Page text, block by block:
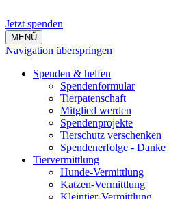
Jetzt spenden
MENÜ
Navigation überspringen
Spenden & helfen
Spendenformular
Tierpatenschaft
Mitglied werden
Spendenprojekte
Tierschutz verschenken
Spendenerfolge - Danke
Tiervermittlung
Hunde-Vermittlung
Katzen-Vermittlung
Kleintier-Vermittlung